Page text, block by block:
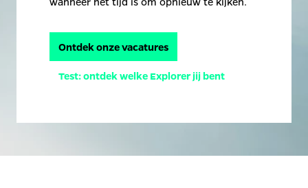
Ontdek onze vacatures
Test: ontdek welke Explorer jij bent